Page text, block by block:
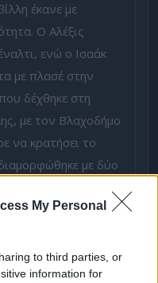
My Personal
to third parties, or
information for
έκανε με
Ο Αλέξις
ενώ ο Ισαάκ
με πλασέ στην
δέχθηκε στη
με τον Βλαχοδήμο
να κρατήσει το
με δύο
στην κορυφή της